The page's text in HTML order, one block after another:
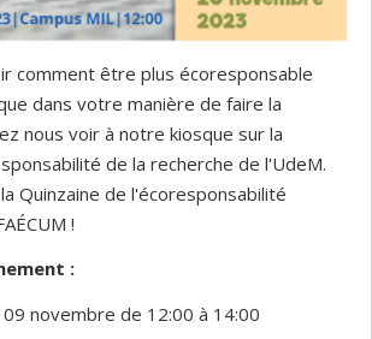
comment être plus écoresponsable
dans votre manière de faire la
nous voir à notre kiosque sur la
de la recherche de l'UdeM.
Quinzaine de l'écoresponsabilité
!
:
09 novembre de 12:00 à 14:00